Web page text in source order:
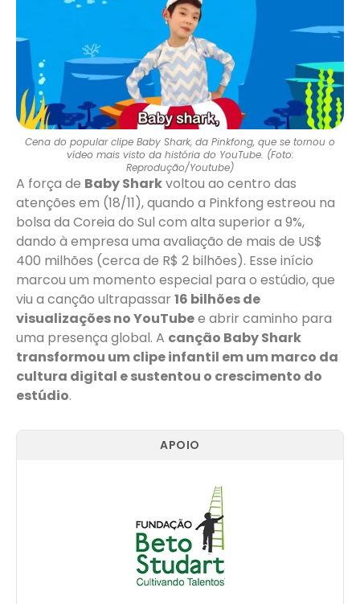
Cena do popular clipe Baby Shark, da Pinkfong, que se tornou o
vídeo mais visto da história do YouTube. (Foto:
Reprodução/Youtube)
A força de Baby Sharkvoltou ao centro das
atenções em (18/11), quando a Pinkfong estreou na
bolsa da Coreia do Sul com alta superior a 9%,
dando à empresa uma avaliação de mais de US$
400 milhões (cerca de R$ 2 bilhões). Esse início
marcou um momento especial para o estúdio, que
viu a canção ultrapassar 16 bilhões de
visualizações no YouTubee abrir caminho para
uma presença global. A canção Baby Shark
transformou um clipe infantil em um marco da
cultura digital e sustentou o crescimento do
estúdio.
APOIO